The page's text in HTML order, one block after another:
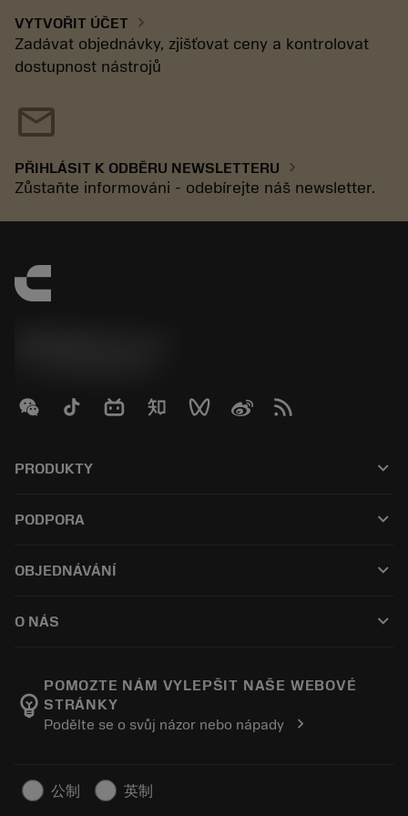
VYTVOŘIT ÚČET chevron_right
Zadávat objednávky, zjišťovat ceny a kontrolovat
dostupnost nástrojů
mail
PŘIHLÁSIT K ODBĚRU NEWSLETTERU chevron_right
Zůstaňte informováni - odebírejte náš newsletter.
PRODUKTY keyboard_arrow_down
Veškerý software
PODPORA keyboard_arrow_down
Distributoři a specialisté
OBJEDNÁVÁNÍ keyboard_arrow_down
Objednávka
Sledujte svou objednávku
Vytvořte cenovou nabídku
O NÁS keyboard_arrow_down
Výrobní wellness
Kariéra
Udržitelné podnikání
Pro lisování
emoji_objects
POMOZTE NÁM VYLEPŠIT NAŠE WEBOVÉ
STRÁNKY
Podělte se o svůj názor nebo nápady
chevron_right
公制 英制